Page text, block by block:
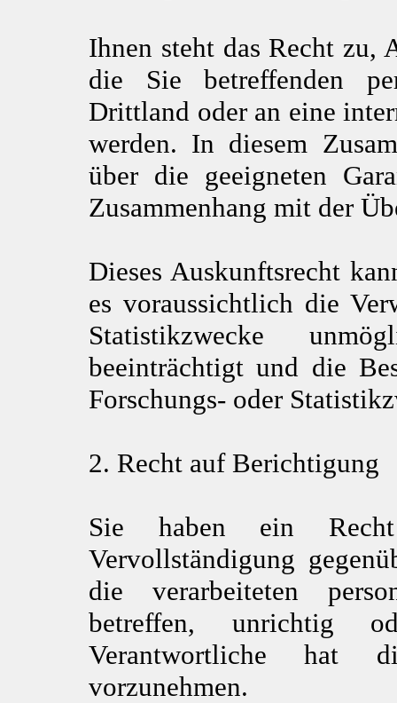
Ihnen steht das Recht zu,
die Sie betreffenden
Drittland oder an eine
werden. In diesem
über die geeigneten
Zusammenhang mit der
Dieses Auskunftsrecht
es voraussichtlich die
Statistikzwecke
beeinträchtigt und die
Forschungs- oder
2. Recht auf Berichtigung
Sie haben ein
Vervollständigung
die verarbeiteten
betreffen, unrichtig
Verantwortliche hat
vorzunehmen.